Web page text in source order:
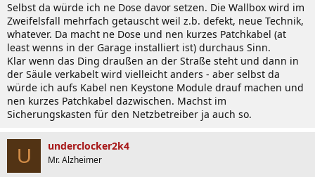
Selbst da würde ich ne Dose davor setzen. Die Wallbox wird im
Zweifelsfall mehrfach getauscht weil z.b. defekt, neue Technik,
whatever. Da macht ne Dose und nen kurzes Patchkabel (at
least wenns in der Garage installiert ist) durchaus Sinn.
Klar wenn das Ding draußen an der Straße steht und dann in
der Säule verkabelt wird vielleicht anders - aber selbst da
würde ich aufs Kabel nen Keystone Module drauf machen und
nen kurzes Patchkabel dazwischen. Machst im
Sicherungskasten für den Netzbetreiber ja auch so.
U underclocker2k4
Mr. Alzheimer